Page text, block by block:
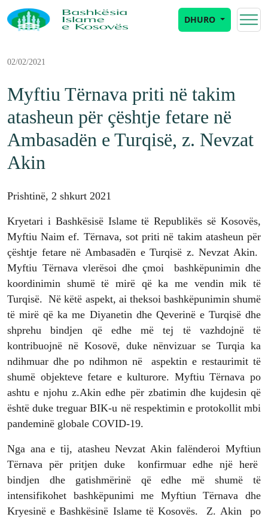
DHURO
02/02/2021
Myftiu Tërnava priti në takim
atasheun për çështje fetare në
Ambasadën e Turqisë, z. Nevzat
Akin
Prishtinë, 2 shkurt 2021
Kryetari i Bashkësisë Islame të Republikës së Kosovës,
Myftiu Naim ef. Tërnava, sot priti në takim atasheun për
çështje fetare në Ambasadën e Turqisë z. Nevzat Akin.
Myftiu Tërnava vlerësoi dhe çmoi bashkëpunimin dhe
koordinimin shumë të mirë që ka me vendin mik të
Turqisë. Në këtë aspekt, ai theksoi bashkëpunimin shumë
të mirë që ka me Diyanetin dhe Qeverinë e Turqisë dhe
shprehu bindjen që edhe më tej të vazhdojnë të
kontribuojnë në Kosovë, duke nënvizuar se Turqia ka
ndihmuar dhe po ndihmon në aspektin e restaurimit të
shumë objekteve fetare e kulturore. Myftiu Tërnava po
ashtu e njohu z.Akin edhe për zbatimin dhe kujdesin që
është duke treguar BIK-u në respektimin e protokollit mbi
pandeminë globale COVID-19.
Nga ana e tij, atasheu Nevzat Akin falënderoi Myftiun
Tërnava për pritjen duke konfirmuar edhe një herë
bindjen dhe gatishmërinë që edhe më shumë të
intensifikohet bashkëpunimi me Myftiun Tërnava dhe
Kryesinë e Bashkësinë Islame të Kosovës. Z. Akin po